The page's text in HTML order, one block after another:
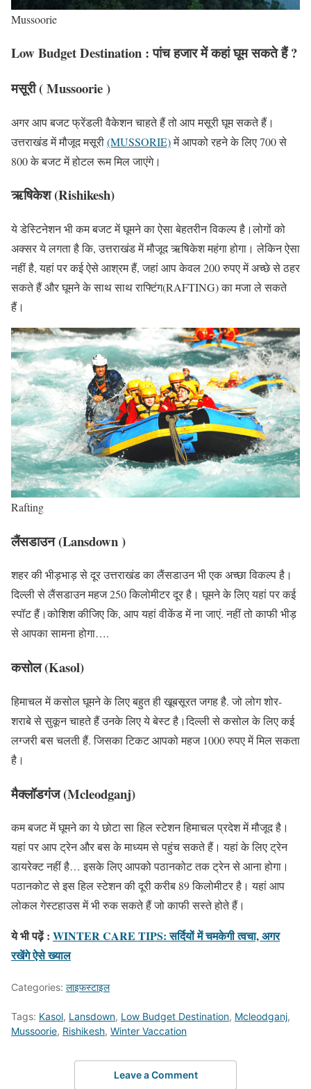
Mussoorie
Low Budget Destination : पांच हजार में कहां घूम सकते हैं ?
मसूरी ( Mussoorie )
अगर आप बजट फ्रेंडली वैकेशन चाहते हैं तो आप मसूरी घूम सकते हैं।
उत्तराखंड में मौजूद मसूरी(MUSSORIE)में आपको रहने के लिए 700 से
800 के बजट में होटल रूम मिल जाएंगे।
ऋषिकेश (Rishikesh)
ये डेस्टिनेशन भी कम बजट में घूमने का ऐसा बेहतरीन विकल्प है।लोगों को
अक्सर ये लगता है कि, उत्तराखंड में मौजूद ऋषिकेश महंगा होगा। लेकिन ऐसा
नहीं है, यहां पर कई ऐसे आश्रम हैं, जहां आप केवल 200 रुपए में अच्छे से ठहर
सकते हैं और घूमने के साथ साथ राफ्टिंग(RAFTING) का मजा ले सकते
हैं।
Rafting
लैंसडाउन (Lansdown )
शहर की भीड़भाड़ से दूर उत्तराखंड का लैंसडाउन भी एक अच्छा विकल्प है।
दिल्ली से लैंसडाउन महज 250 किलोमीटर दूर है। घूमने के लिए यहां पर कई
स्पॉट हैं।कोशिश कीजिए कि, आप यहां वीकेंड में ना जाएं. नहीं तो काफी भीड़
से आपका सामना होगा….
कसोल (Kasol)
हिमाचल में कसोल घूमने के लिए बहुत ही खूबसूरत जगह है. जो लोग शोर-
शराबे से सुकून चाहते हैं उनके लिए ये बेस्ट है।दिल्ली से कसोल के लिए कई
लग्जरी बस चलती हैं. जिसका टिकट आपको महज 1000 रुपए में मिल सकता
है।
मैक्लॉडगंज (Mcleodganj)
कम बजट में घूमने का ये छोटा सा हिल स्टेशन हिमाचल प्रदेश में मौजूद है।
यहां पर आप ट्रेन और बस के माध्यम से पहुंच सकते हैं। यहां के लिए ट्रेन
डायरेक्ट नहीं है… इसके लिए आपको पठानकोट तक ट्रेन से आना होगा।
पठानकोट से इस हिल स्टेशन की दूरी करीब 89 किलोमीटर है। यहां आप
लोकल गेस्टहाउस में भी रुक सकते हैं जो काफी सस्ते होते हैं।
ये भी पढ़ें : WINTER CARE TIPS: सर्दियों में चमकेगी त्वचा, अगर
रखेंगे ऐसे ख्याल
Categories: लाइफस्टाइल
Tags: Kasol, Lansdown, Low Budget Destination, Mcleodganj,
Mussoorie, Rishikesh, Winter Vaccation
Leave a Comment